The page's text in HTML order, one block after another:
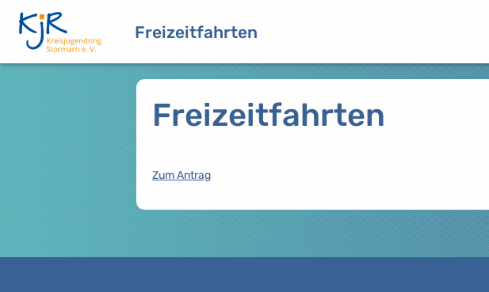
Freizeitfahrten
Freizeitfahrten
Zum Antrag